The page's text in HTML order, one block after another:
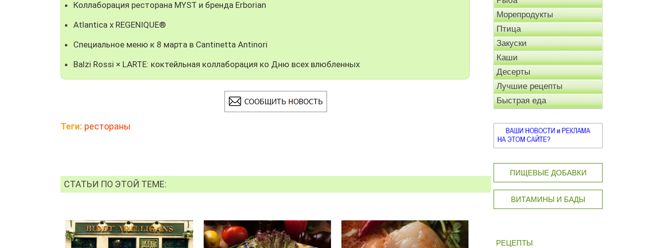
Коллаборация ресторана MYST и бренда Erborian
Atlantica x REGENIQUE®
Специальное меню к 8 марта в Cantinetta Antinori
Balzi Rossi × LARTE: коктейльная коллаборация ко Дню всех влюбленных
Теги: рестораны
СТАТЬИ ПО ЭТОЙ ТЕМЕ:
Морепродукты
Птица
Закуски
Каши
Десерты
Лучшие рецепты
Быстрая еда
ПИЩЕВЫЕ ДОБАВКИ
ВИТАМИНЫ И БАДЫ
РЕЦЕПТЫ